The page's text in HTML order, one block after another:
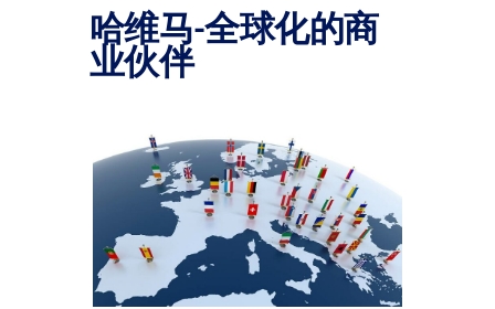
哈维马-全球化的商
业伙伴